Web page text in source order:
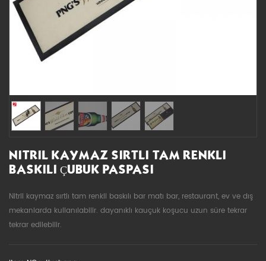
NITRIL KAYMAZ SIRTLI TAM RENKLI
BASKILI ÇUBUK PASPASI
Nitril kaymaz sırtlı tam renkli baskılı bar matı bar, restaurant, ev ve dış
mekanlarda kullanılabilir. dayanıklı kauçuk koşucu uzun süre tekrar
tekrar edilebilir.